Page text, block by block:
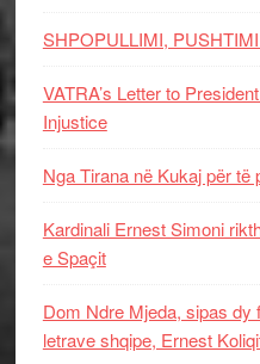
SHPOPULLIMI,
VATRA’s Letter to
Injustice
Nga Tirana në Kukaj për të
Kardinali Ernest Simoni
e Spaçit
Dom Ndre Mjeda, sipas dy
letrave shqipe, Ernest